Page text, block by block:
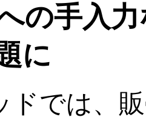
の手入
に
ドでは、